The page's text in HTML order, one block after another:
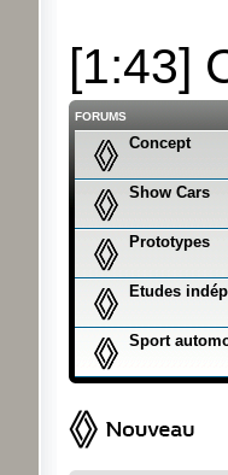
[1:43]
FORUMS
Concept
Show Cars
Prototypes
Etudes
Sport
Ecrire un nouveau sujet